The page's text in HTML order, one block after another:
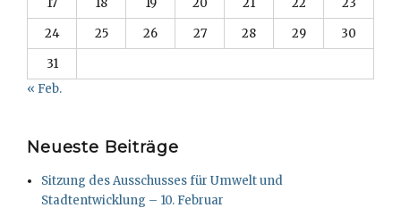
17
18 19 20 21 22
23
24
25 26 27 28 29
30
31
« Feb.
Neueste Beiträge
Sitzung des Ausschusses für Umwelt und
Stadtentwicklung – 10. Februar